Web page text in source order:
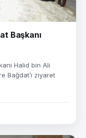
Başkanı
Halid bin Ali
Bağdat’ı ziyaret